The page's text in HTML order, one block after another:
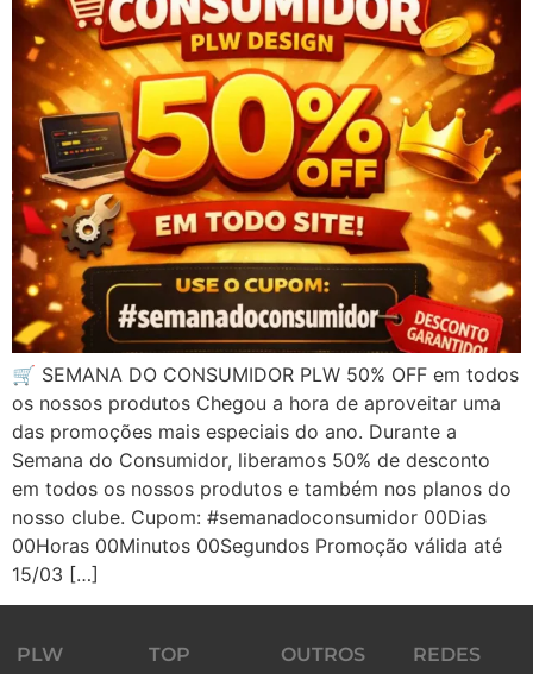
🛒 SEMANA DO CONSUMIDOR PLW 50% OFF em todos
os nossos produtos Chegou a hora de aproveitar uma
das promoções mais especiais do ano. Durante a
Semana do Consumidor, liberamos 50% de desconto
em todos os nossos produtos e também nos planos do
nosso clube. Cupom: #semanadoconsumidor 00Dias
00Horas 00Minutos 00Segundos Promoção válida até
15/03 […]
PLW
TOP
OUTROS
REDES